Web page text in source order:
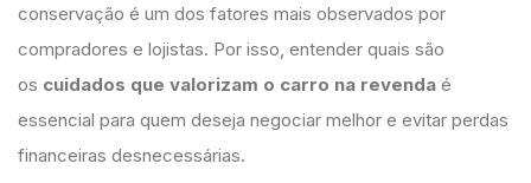
conservação é um dos fatores mais observados por
compradores e lojistas. Por isso, entender quais são
os cuidados que valorizam o carro na revenda é
essencial para quem deseja negociar melhor e evitar perdas
financeiras desnecessárias.